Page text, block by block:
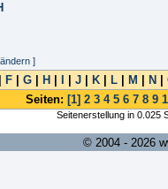
]
F G H J K L M N
Seiten: [1] 2 3 4 5 6 7 8 9
Seitenerstellung in 0.025
© 2004 - 2026